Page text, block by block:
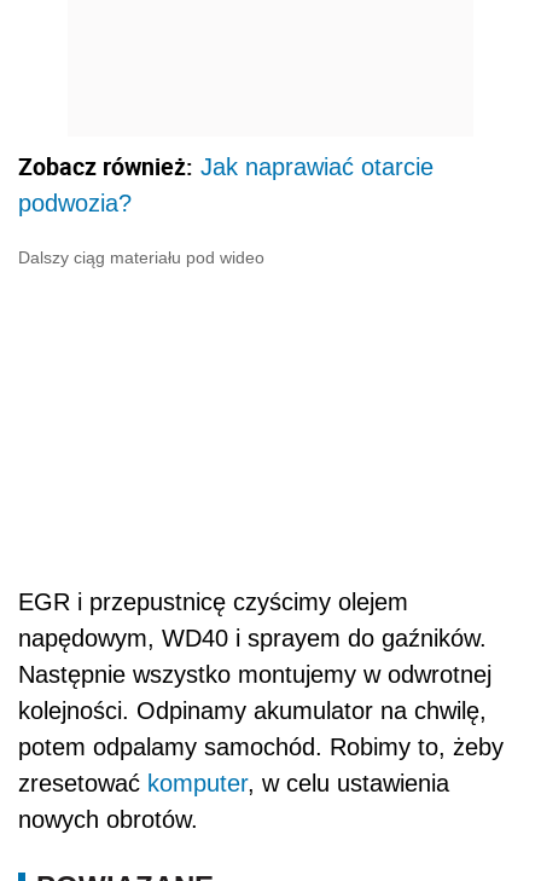
Zobacz również: Jak naprawiać otarcie
podwozia?
Dalszy ciąg materiału pod wideo
EGR i przepustnicę czyścimy olejem
napędowym, WD40 i sprayem do gaźników.
Następnie wszystko montujemy w odwrotnej
kolejności. Odpinamy akumulator na chwilę,
potem odpalamy samochód. Robimy to, żeby
zresetować komputer, w celu ustawienia
nowych obrotów.